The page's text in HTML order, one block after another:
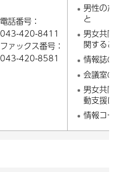
電話番号：
043-420-8411
ファックス番号：
043-420-8581
男性のた
と
男女共同
関するこ
情報誌の
会議室の
男女共同
動支援に
情報コー